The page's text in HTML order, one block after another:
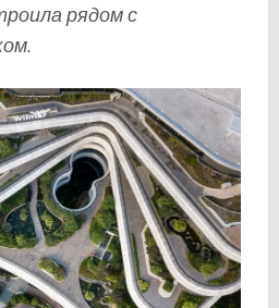
рядом с